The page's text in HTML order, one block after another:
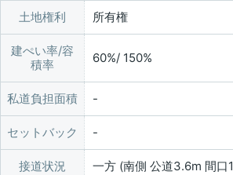
土地権利 所有権
建ぺい率/容
積率
60%/ 150%
私道負担面積
セットバック
接道状況 一方 (南側 公道3.6m 間口